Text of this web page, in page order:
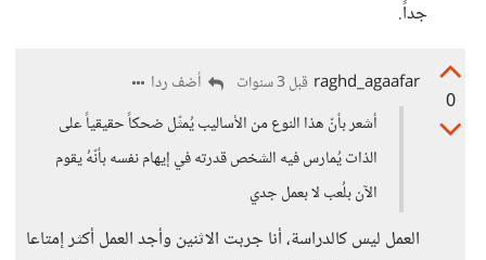
جداً.
0
raghd_agaafar قبل 3 سنوات
أضف ردا
أشعر بأنّ هذا النوع من الأساليب يُمثّل ضحكاً حقيقياً على
الذات يُمارس فيه الشخص قدرته في إيهام نفسه بأنّهُ يقوم
الآن بلُعب لا بعمل جدي
العمل ليس كالدراسة، أنا جربت الاثنين وأجد العمل أكثر إمتاعا